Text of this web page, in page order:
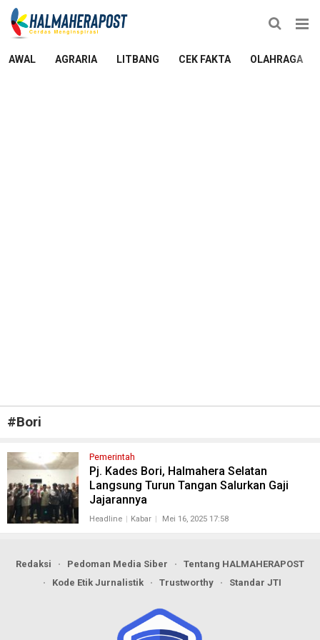
AWAL AGRARIA LITBANG CEK FAKTA OLAHRAGA
#Bori
Pemerintah
Pj. Kades Bori, Halmahera Selatan
Langsung Turun Tangan Salurkan Gaji
Jajarannya
Headline Kabar Mei 16, 2025 17:58
Redaksi Pedoman Media Siber
Tentang HALMAHERAPOST
Kode Etik Jurnalistik
Trustworthy Standar JTI